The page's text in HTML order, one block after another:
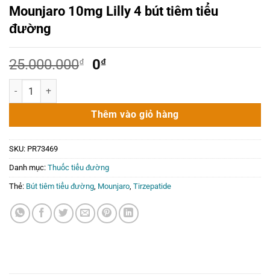
Mounjaro 10mg Lilly 4 bút tiêm tiểu
đường
25.000.000₫
Giá
25.000.000₫.
0₫Giá
là:
0₫.
Mounjaro 10mg Lilly 4 bút tiêm tiểu đường số lượng
Thêm vào giỏ hàng
SKU: PR73469
Danh mục: Thuốc tiểu đường
Thẻ: Bút tiêm tiểu đường Mounjaro Tirzepatide